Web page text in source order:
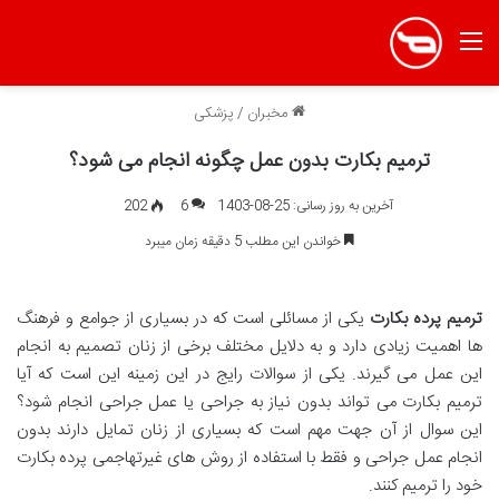
منو
مخبران /پزشکی
ترمیم بکارت بدون عمل چگونه انجام می شود؟
آخرین به روز رسانی: 25-08-1403 6
202
خواندن این مطلب 5 دقیقه زمان میبرد
ترمیم پرده بکارت یکی از مسائلی است که در بسیاری از جوامع و فرهنگ
ها اهمیت زیادی دارد و به دلایل مختلف برخی از زنان تصمیم به انجام
این عمل می گیرند. یکی از سوالات رایج در این زمینه این است که آیا
ترمیم بکارت می تواند بدون نیاز به جراحی یا عمل جراحی انجام شود؟
این سوال از آن جهت مهم است که بسیاری از زنان تمایل دارند بدون
انجام عمل جراحی و فقط با استفاده از روش های غیرتهاجمی پرده بکارت
خود را ترمیم کنند.